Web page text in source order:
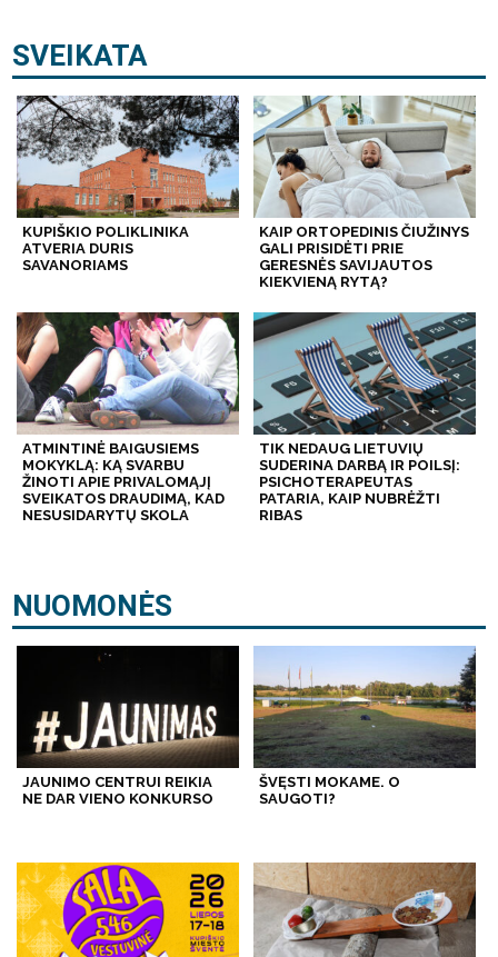
SVEIKATA
KUPIŠKIO POLIKLINIKA
ATVERIA DURIS
SAVANORIAMS
KAIP ORTOPEDINIS ČIUŽINYS
GALI PRISIDĖTI PRIE
GERESNĖS SAVIJAUTOS
KIEKVIENĄ RYTĄ?
ATMINTINĖ BAIGUSIEMS
MOKYKLĄ: KĄ SVARBU
ŽINOTI APIE PRIVALOMĄJĮ
SVEIKATOS DRAUDIMĄ, KAD
NESUSIDARYTŲ SKOLA
TIK NEDAUG LIETUVIŲ
SUDERINA DARBĄ IR POILSĮ:
PSICHOTERAPEUTAS
PATARIA, KAIP NUBRĖŽTI
RIBAS
NUOMONĖS
JAUNIMO CENTRUI REIKIA
NE DAR VIENO KONKURSO
ŠVĘSTI MOKAME. O
SAUGOTI?